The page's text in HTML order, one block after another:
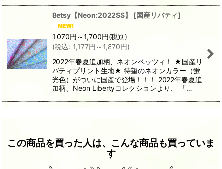
Betsy【Neon:2022SS】 [国産リバティ]
1,070円 ～1,700円(税別)
(税込: 1,177円 ～1,870円)
2022年春夏追加柄、ネオンベッツィ！ ★国産リ
バティプリント生地★ 待望のネオンカラー（蛍
光色）がついに国産で登場！！！ 2022年春夏追
加柄、Neon Libertyコレクションより、 「…
この商品を買った人は、こんな商品も買っていま
す